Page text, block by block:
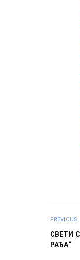
PREVIOUS
СВЕТИ
РАЂА“